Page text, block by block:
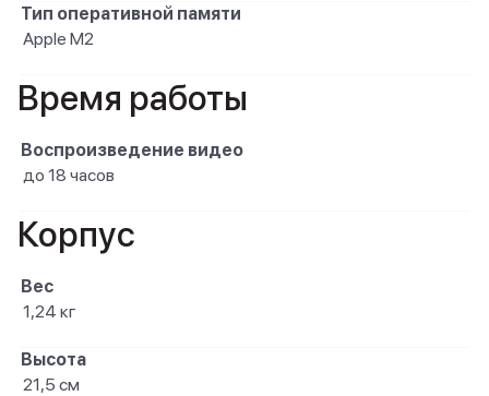
Тип оперативной памяти
Apple M2
Время работы
Воспроизведение видео
до 18 часов
Корпус
Вес
1,24 кг
Высота
21,5 см